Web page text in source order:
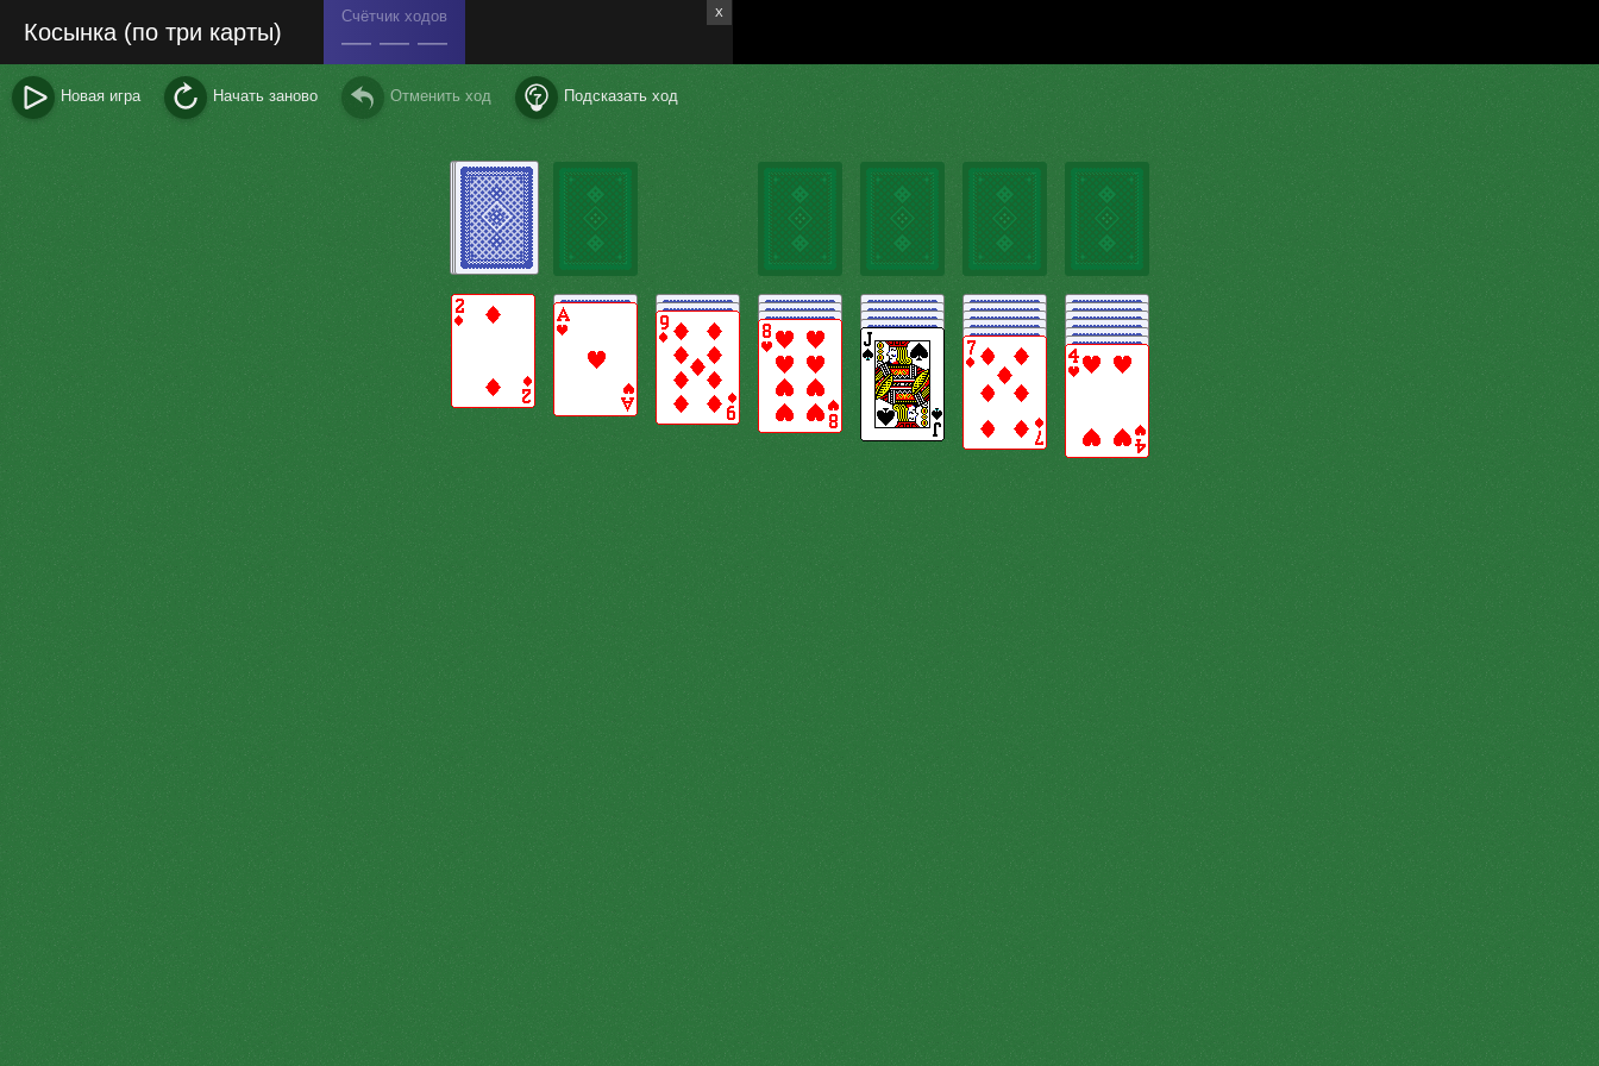
Косынка (по три карты)
Счётчик ходов
— — —
Новая игра Начать заново Отменить ход Подсказать ход
X